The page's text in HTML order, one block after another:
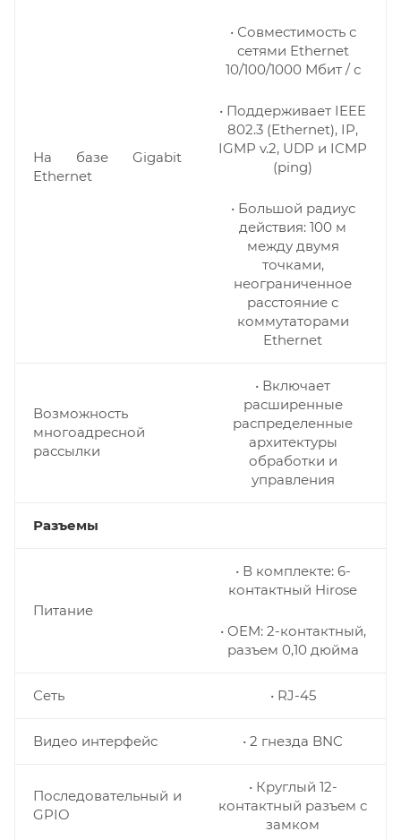
На базе Gigabit
Ethernet
• Совместимость с
сетями Ethernet
10/100/1000 Мбит / с
• Поддерживает IEEE
802.3 (Ethernet), IP,
IGMP v.2, UDP и ICMP
(ping)
• Большой радиус
действия: 100 м
между двумя
точками,
неограниченное
расстояние с
коммутаторами
Ethernet
Возможность
многоадресной
рассылки
• Включает
расширенные
распределенные
архитектуры
обработки и
управления
Разъемы
Питание
• В комплекте: 6-
контактный Hirose
• OEM: 2-контактный,
разъем 0,10 дюйма
Сеть • RJ-45
Видео интерфейс • 2 гнезда BNC
Последовательный и
GPIO
• Круглый 12-
контактный разъем с
замком